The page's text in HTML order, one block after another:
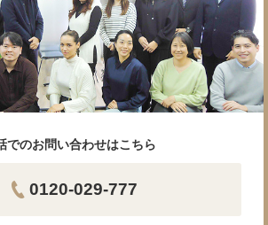
でのお問い合わせはこちら
0120-029-777